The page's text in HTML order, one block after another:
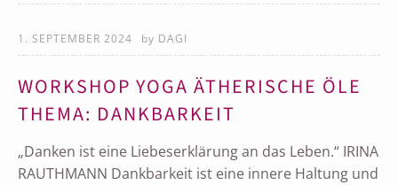
1. SEPTEMBER 2024 by DAGI
WORKSHOP YOGA ÄTHERISCHE ÖLE
THEMA: DANKBARKEIT
„Danken ist eine Liebeserklärung an das Leben.“ IRINA
RAUTHMANN Dankbarkeit ist eine innere Haltung und